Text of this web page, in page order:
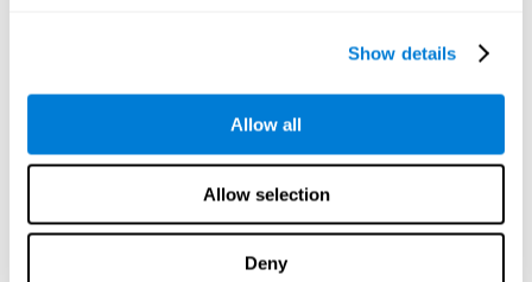
Show details
Allow all
Allow selection
Deny
тренировки CogniFit ("КогниФит") укрепляется мозг и
результате нейронные соединения будет более быстрыми и
эффективными, и рабочая память улучшится.
CogniFit ("КогниФит") состоит из опытной команды
профессионалов, специализирующихся на изучении
сделало возможным созданиеперсонализированной
программы когнитивной стимуляции